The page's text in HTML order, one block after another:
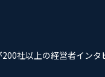
社以上の経営者イン